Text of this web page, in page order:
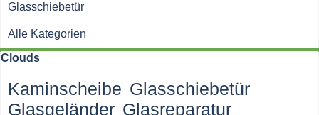
Glasschiebetür
Alle Kategorien
Block überspringen Clouds
Clouds
Kaminscheibe Glasschiebetür
Glasgeländer Glasreparatur